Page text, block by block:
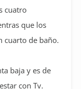
cuatro
que los
cuarto de baño.
baja y es de
con Tv.